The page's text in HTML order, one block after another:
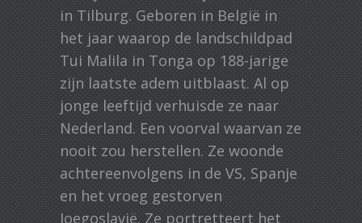
in Tilburg. Geboren in België in
het jaar waarop de landschildpad
Tui Malila in Tonga op 188-jarige
zijn laatste adem uitblaast. Al op
jonge leeftijd verhuisde ze naar
Nederland. Een voorval waarvan ze
nooit zou herstellen. Ze woonde
achtereenvolgens in de VS, Spanje
en het vroeg gestorven
Joegoslavië. Ze portretteert het